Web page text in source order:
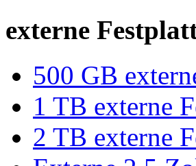
externe
500 GB
1 TB externe
2 TB externe